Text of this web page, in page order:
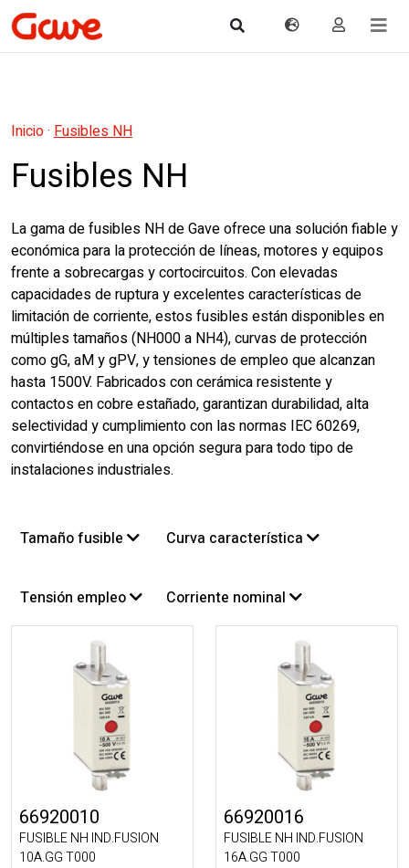
Inicio· Fusibles NH
Fusibles NH
La gama de fusibles NH de Gave ofrece una solución fiable y
económica para la protección de líneas, motores y equipos
frente a sobrecargas y cortocircuitos. Con elevadas
capacidades de ruptura y excelentes características de
limitación de corriente, estos fusibles están disponibles en
múltiples tamaños (NH000 a NH4), curvas de protección
como gG, aM y gPV, y tensiones de empleo que alcanzan
hasta 1500V. Fabricados con cerámica resistente y
contactos en cobre estañado, garantizan durabilidad, alta
selectividad y cumplimiento con las normas IEC 60269,
convirtiéndose en una opción segura para todo tipo de
instalaciones industriales.
Tamaño fusible Curva característica
Tensión empleo Corriente nominal
66920010
FUSIBLE NH IND.FUSION
10A.GG T000
66920016
FUSIBLE NH IND.FUSION
16A.GG T000